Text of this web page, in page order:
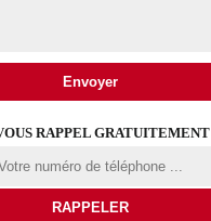
RAPPEL GRATUITEMENT